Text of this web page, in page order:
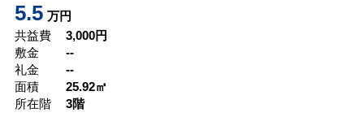
5.5 万円
共益費
3,000円
敷金
--
礼金
--
面積
25.92㎡
所在階
3階